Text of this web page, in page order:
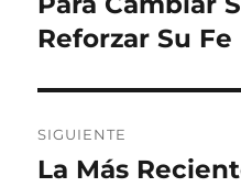
Reforzar Su Fe
SIGUIENTE
Entrada
La Más